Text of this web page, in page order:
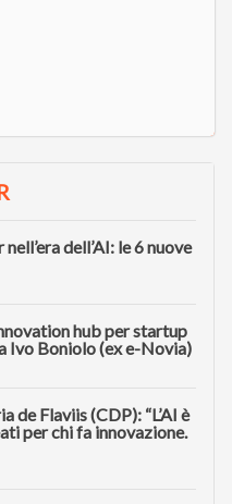
dell’AI: le 6 nuove
hub per startup
Ivo Boniolo (ex e-Novia)
de Flaviis (CDP): “L’AI è
per chi fa innovazione.